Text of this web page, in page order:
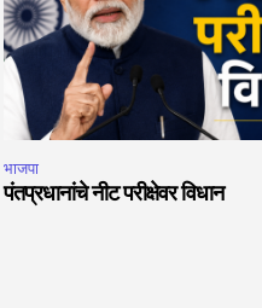
भाजपा
पंतप्रधानांचे नीट परीक्षेवर विधान